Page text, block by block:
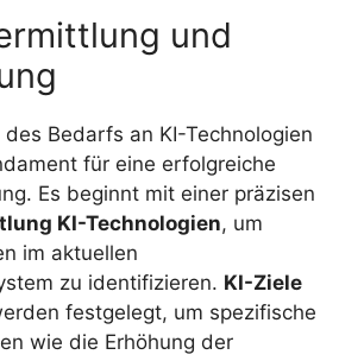
und
des Bedarfs an KI-Technologien
für eine erfolgreiche
Es beginnt mit einer präzisen
KI-Technologien, um
im aktuellen
zu identifizieren. KI-Ziele
festgelegt, um spezifische
wie die Erhöhung der